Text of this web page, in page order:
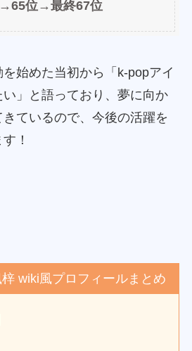
位→最終67位
始めた当初から「k-popアイ
い」と語っており、夢に向か
ているので、今後の活躍を
！
梓 wiki風プロフィールまとめ